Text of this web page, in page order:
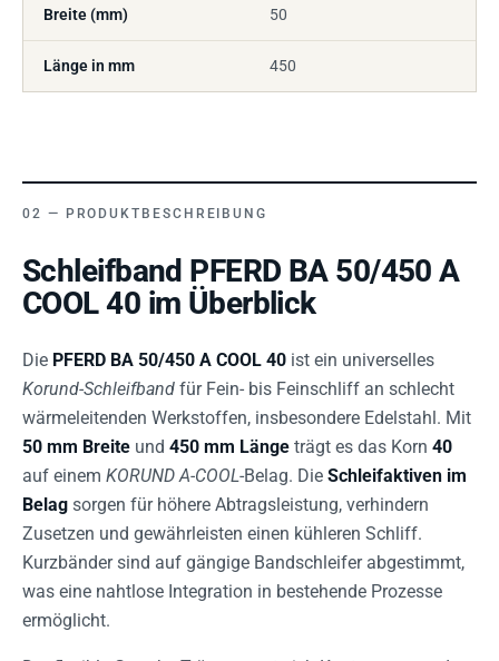
Breite (mm) 50
Länge in mm 450
PRODUKTBESCHREIBUNG
Schleifband PFERD BA 50/450 A
COOL 40 im Überblick
Die PFERD BA 50/450 A COOL 40 ist ein universelles
Korund-Schleifband für Fein- bis Feinschliff an schlecht
wärmeleitenden Werkstoffen, insbesondere Edelstahl. Mit
50 mm Breite und 450 mm Länge trägt es das Korn 40
auf einem KORUND A-COOL-Belag. Die Schleifaktiven im
Belag sorgen für höhere Abtragsleistung, verhindern
Zusetzen und gewährleisten einen kühleren Schliff.
Kurzbänder sind auf gängige Bandschleifer abgestimmt,
was eine nahtlose Integration in bestehende Prozesse
ermöglicht.